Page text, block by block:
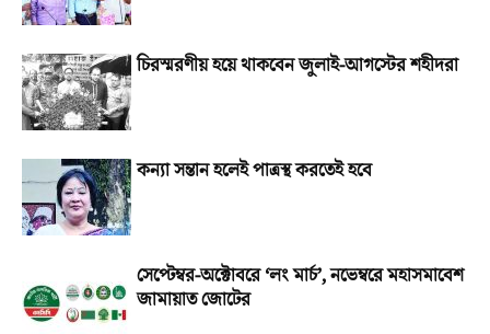
চিরস্মরণীয় হয়ে থাকবেন জুলাই-আগস্টের শহীদরা
কন্যা সন্তান হলেই পাত্রস্থ করতেই হবে
সেপ্টেম্বর-অক্টোবরে ‘লং মার্চ’, নভেম্বরে মহাসমাবেশ
জামায়াত জোটের